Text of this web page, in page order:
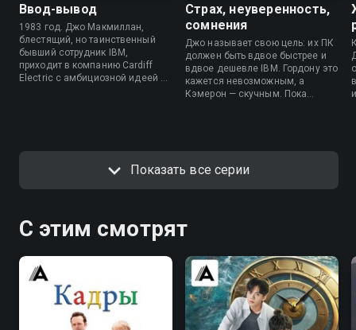
Ввод-вывод
1983 год. Джо Макмиллан,
блестящий, но таинственный
бывший сотрудник IBM,
приходит в компанию Cardiff
Electric с амбициозной идеей —
нанимает дерзкую студентку-
программиста Кэмерон Хау.
Страх, неуверенность,
сомнения
Джо называет свою цель: их ПК
должен быть вдвое быстрее и
вдвое дешевле IBM. Гордону это
кажется невозможным, а
Кэмерон — скучным. Пока
Показать все серии
С этим смотрят